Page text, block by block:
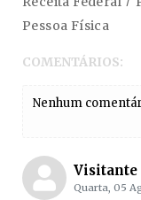
Pessoa Física
COMENTÁRIOS:
Nenhum
Visitante
Quarta, 05